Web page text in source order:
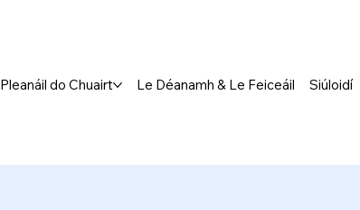
Pleanáil do Chuairt Le Déanamh & Le Feiceáil Siúloidí